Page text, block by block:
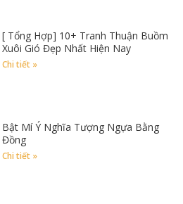
[ Tổng Hợp] 10+ Tranh Thuận Buồm
Xuôi Gió Đẹp Nhất Hiện Nay
Chi tiết »
Bật Mí Ý Nghĩa Tượng Ngựa Bằng
Đồng
Chi tiết »